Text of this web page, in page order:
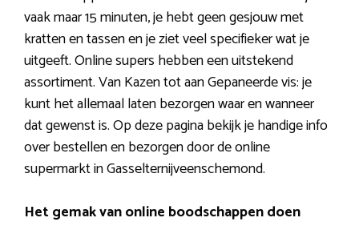
vaak maar 15 minuten, je hebt geen gesjouw met
kratten en tassen en je ziet veel specifieker wat je
uitgeeft. Online supers hebben een uitstekend
assortiment. Van Kazen tot aan Gepaneerde vis: je
kunt het allemaal laten bezorgen waar en wanneer
dat gewenst is. Op deze pagina bekijk je handige info
over bestellen en bezorgen door de online
supermarkt in Gasselternijveenschemond.
Het gemak van online boodschappen doen